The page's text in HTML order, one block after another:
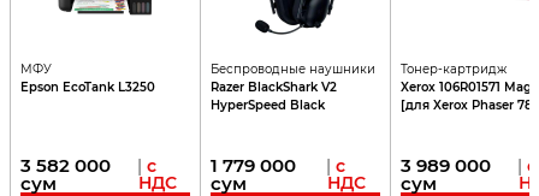
МФУ
Epson EcoTank L3250
3 582 000
сум
| с
НДС
Беспроводные наушники
Razer BlackShark V2
HyperSpeed Black
1 779 000
сум
| с
НДС
Тонер-картридж
Xerox 106R01571
[для Xerox Phaser
3 989 000
сум
| с